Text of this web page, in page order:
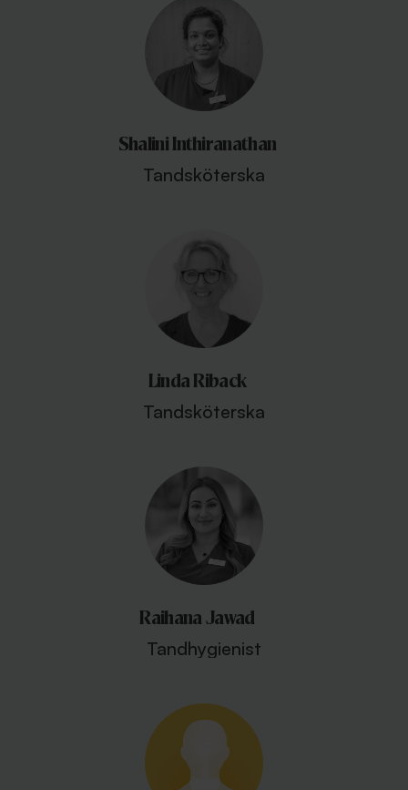
Shalini Inthiranathan
Tandsköterska
Linda Riback
Tandsköterska
Raihana Jawad
Tandhygienist